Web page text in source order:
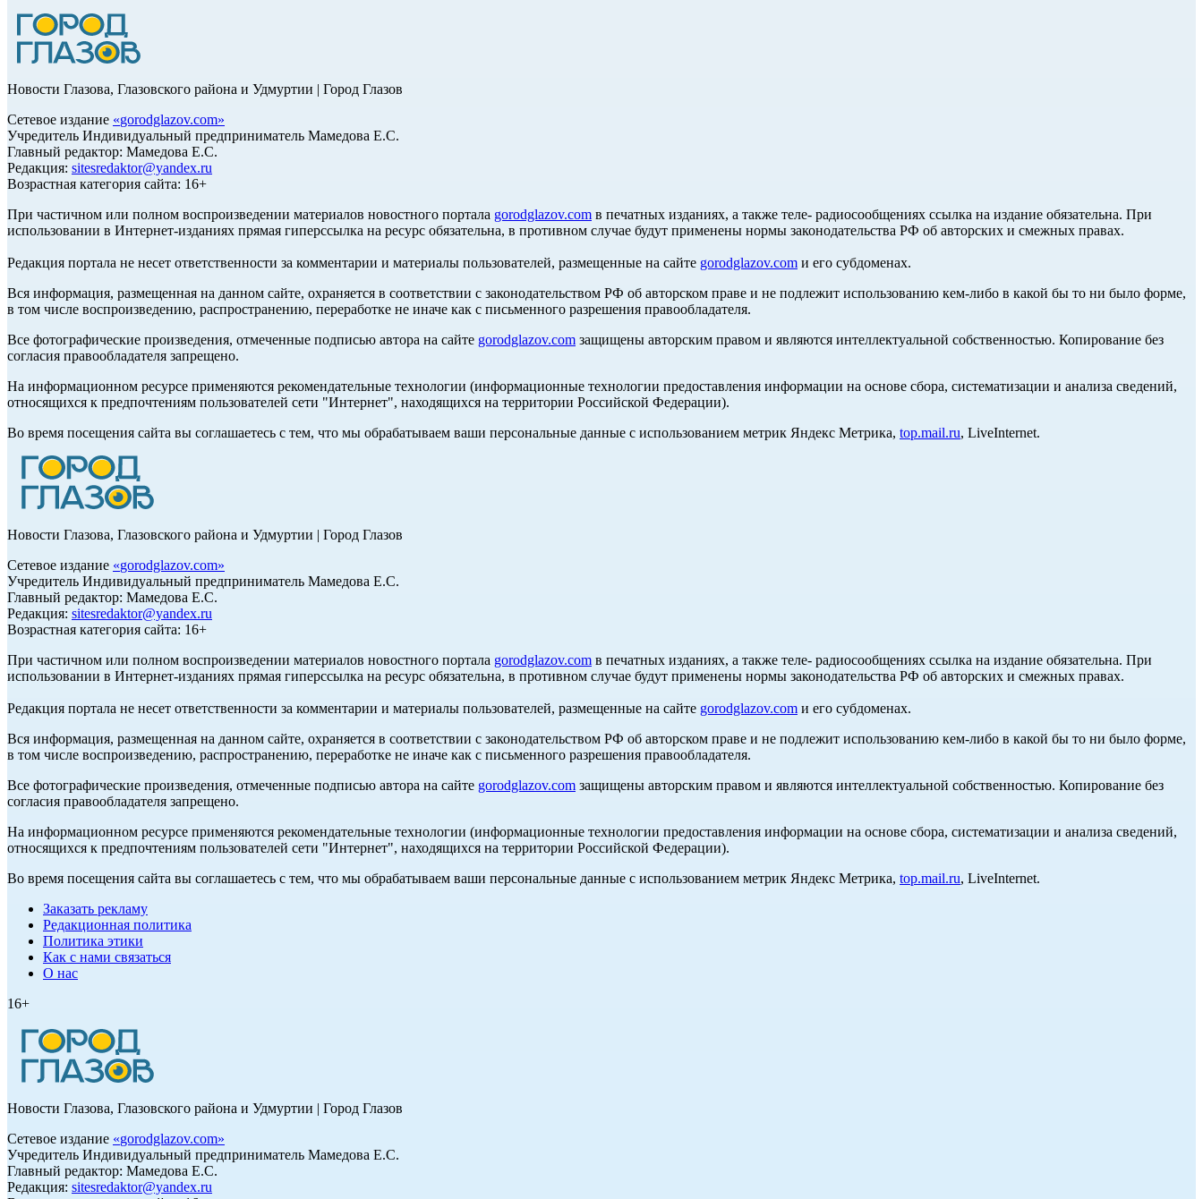
Новости Глазова, Глазовского района и Удмуртии | Город Глазов
Сетевое издание «gorodglazov.com»
Учредитель Индивидуальный предприниматель Мамедова Е.С.
Главный редактор: Мамедова Е.С.
Редакция: sitesredaktor@yandex.ru
Возрастная категория сайта: 16+
При частичном или полном воспроизведении материалов новостного портала gorodglazov.com в печатных изданиях, а также теле- радиосообщениях ссылка на издание обязательна. При
использовании в Интернет-изданиях прямая гиперссылка на ресурс обязательна, в противном случае будут применены нормы законодательства РФ об авторских и смежных правах.
Редакция портала не несет ответственности за комментарии и материалы пользователей, размещенные на сайте gorodglazov.com и его субдоменах.
Вся информация, размещенная на данном сайте, охраняется в соответствии с законодательством РФ об авторском праве и не подлежит использованию кем-либо в какой бы то ни было форме,
в том числе воспроизведению, распространению, переработке не иначе как с письменного разрешения правообладателя.
Все фотографические произведения, отмеченные подписью автора на сайте gorodglazov.com защищены авторским правом и являются интеллектуальной собственностью. Копирование без
согласия правообладателя запрещено.
На информационном ресурсе применяются рекомендательные технологии (информационные технологии предоставления информации на основе сбора, систематизации и анализа сведений,
относящихся к предпочтениям пользователей сети "Интернет", находящихся на территории Российской Федерации).
Во время посещения сайта вы соглашаетесь с тем, что мы обрабатываем ваши персональные данные с использованием метрик Яндекс Метрика, top.mail.ru, LiveInternet.
Новости Глазова, Глазовского района и Удмуртии | Город Глазов
Сетевое издание «gorodglazov.com»
Учредитель Индивидуальный предприниматель Мамедова Е.С.
Главный редактор: Мамедова Е.С.
Редакция: sitesredaktor@yandex.ru
Возрастная категория сайта: 16+
При частичном или полном воспроизведении материалов новостного портала gorodglazov.com в печатных изданиях, а также теле- радиосообщениях ссылка на издание обязательна. При
использовании в Интернет-изданиях прямая гиперссылка на ресурс обязательна, в противном случае будут применены нормы законодательства РФ об авторских и смежных правах.
Редакция портала не несет ответственности за комментарии и материалы пользователей, размещенные на сайте gorodglazov.com и его субдоменах.
Вся информация, размещенная на данном сайте, охраняется в соответствии с законодательством РФ об авторском праве и не подлежит использованию кем-либо в какой бы то ни было форме,
в том числе воспроизведению, распространению, переработке не иначе как с письменного разрешения правообладателя.
Все фотографические произведения, отмеченные подписью автора на сайте gorodglazov.com защищены авторским правом и являются интеллектуальной собственностью. Копирование без
согласия правообладателя запрещено.
На информационном ресурсе применяются рекомендательные технологии (информационные технологии предоставления информации на основе сбора, систематизации и анализа сведений,
относящихся к предпочтениям пользователей сети "Интернет", находящихся на территории Российской Федерации).
Во время посещения сайта вы соглашаетесь с тем, что мы обрабатываем ваши персональные данные с использованием метрик Яндекс Метрика, top.mail.ru, LiveInternet.
Заказать рекламу
Редакционная политика
Политика этики
Как с нами связаться
О нас
16+
Новости Глазова, Глазовского района и Удмуртии | Город Глазов
Сетевое издание «gorodglazov.com»
Учредитель Индивидуальный предприниматель Мамедова Е.С.
Главный редактор: Мамедова Е.С.
Редакция: sitesredaktor@yandex.ru